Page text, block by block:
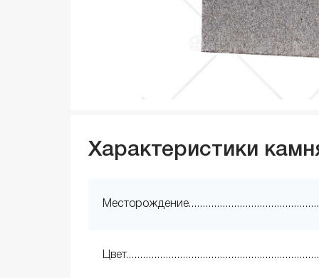
Характеристики
Месторождение
Цвет